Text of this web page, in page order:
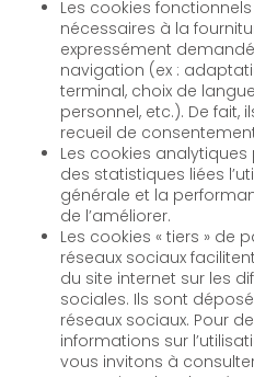
Les cookies
nécessaires à la
expressément
navigation (ex :
terminal, choix de
personnel, etc.). De fait,
recueil de
Les cookies
des statistiques liées
générale et la
de l’améliorer.
Les cookies « tiers » de
réseaux sociaux
du site internet sur les
sociales. Ils sont
réseaux sociaux. Pour
informations sur
vous invitons à